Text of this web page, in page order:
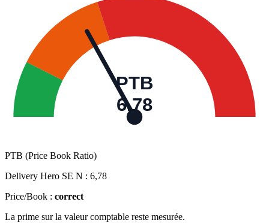
PTB
6,78
PTB (Price Book Ratio)
Delivery Hero SE N : 6,78
Price/Book : correct
La prime sur la valeur comptable reste mesurée.